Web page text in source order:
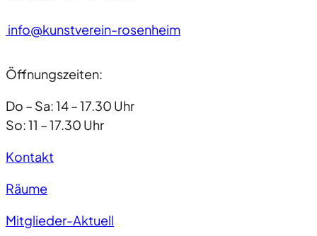
info@kunstverein-rosenheim
Öffnungszeiten:
Do – Sa: 14 – 17.30 Uhr
So: 11 – 17.30 Uhr
Kontakt
Räume
Mitglieder-Aktuell